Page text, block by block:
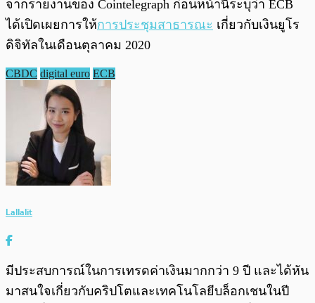
จากรายงานของ Cointelegraph ก่อนหน้านี้ระบุว่า ECB
ได้เปิดเผยการให้การประชุมสาธารณะ เกี่ยวกับเงินยูโร
ดิจิทัลในเดือนตุลาคม 2020
CBDC digital euro ECB
Lallalit
มีประสบการณ์ในการเทรดค่าเงินมากกว่า 9 ปี และได้หัน
มาสนใจเกี่ยวกับคริปโตและเทคโนโลยีบล็อกเชนในปี